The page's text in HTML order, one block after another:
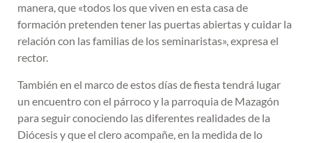
manera, que «todos los que viven en esta casa de
formación pretenden tener las puertas abiertas y cuidar la
relación con las familias de los seminaristas», expresa el
rector.
También en el marco de estos días de fiesta tendrá lugar
un encuentro con el párroco y la parroquia de Mazagón
para seguir conociendo las diferentes realidades de la
Diócesis y que el clero acompañe, en la medida de lo